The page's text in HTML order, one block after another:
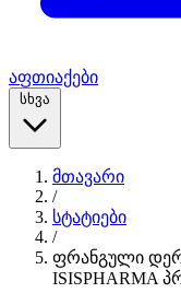
აფთიაქები
სხვა
მთავარი
/
სტატიები
/
ფრანგული
ISISPHARMA